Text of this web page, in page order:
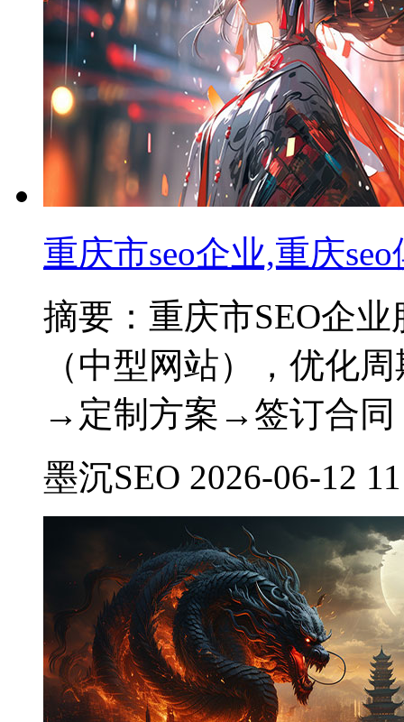
重庆市seo企业,重庆
摘要：重庆市SEO企
（中型网站），优化
→定制方案→签订合同
墨沉SEO 2026-06-12